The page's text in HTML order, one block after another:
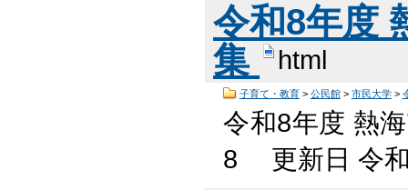
令和8年度
集
html
子育て・教育> 公民館> 市民大学>
令和8年度 熱
8 更新日 令